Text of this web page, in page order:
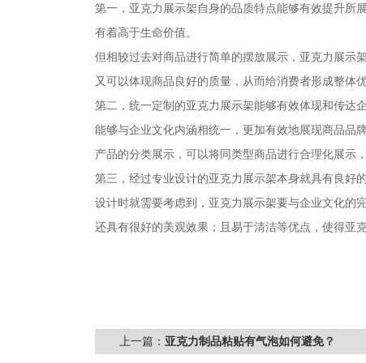
第一，亚克力展示架自身的品质特点能够有效提升所
有着高于生命价值。
但相较过去对商品进行简单的摆放展示，亚克力展示
又可以体现商品良好的质量，从而给消费者形成整体
第二，统一定制的亚克力展示架能够有效体现和传达
能够与企业文化内涵相统一，更加有效地展现商品品
产品的分类展示，可以将同类型商品进行合理化展示
第三，经过专业设计的亚克力展示架本身就具有良好
设计时就需要考虑到，亚克力展示架要与企业文化的
还具有很好的美观效果；且易于清洁等优点，使得亚
上一篇： 亚克力制品粘贴有气泡如何避免？